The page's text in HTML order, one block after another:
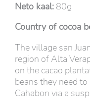
Neto kaal: 80g
Country of cocoa
The village san
region of Alta
on the cacao
beans they need
Cahabon via a